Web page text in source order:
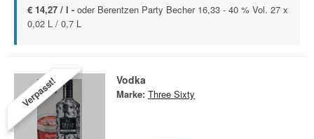
€ 14,27 / l - oder Berentzen Party Becher 16,33 - 40 % Vol. 27 x
0,02 L / 0,7 L
Verpasst! Vodka
Marke: Three Sixty